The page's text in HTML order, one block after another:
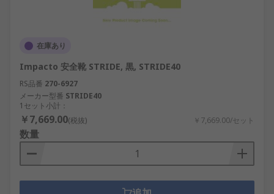
在庫あり
Impacto 安全靴 STRIDE, 黒, STRIDE40
RS品番 270-6927
メーカー型番 STRIDE40
1セット小計：
￥7,669.00(税抜) ￥7,669.00/セット
数量